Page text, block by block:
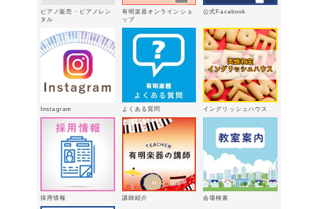
3/15（日）健軍で日曜体験ＤＡＹ
2月18日
有明楽器オンステージ開催しました～
🎵 2026年2月16日
八代支店情報：年末年始特別販売企画
実施中！！
2026年1月9日
「ウィンターパーティー」を開催しま
した。 2025年12月21日
ピアノ販売・ピアノレン
タル
有明楽器オンラインショ
ップ
公式Facebook
Instagram よくある質問 イングリッシュハウス
採用情報 講師紹介 会場検索